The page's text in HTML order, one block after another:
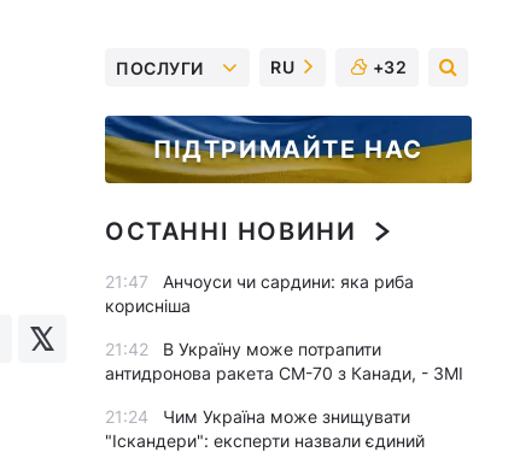
ПОСЛУГИ RU +32
ПІДТРИМАЙТЕ НАС
ОСТАННІ НОВИНИ
21:47
Анчоуси чи сардини: яка риба
корисніша
21:42
В Україну може потрапити
антидронова ракета CM-70 з Канади, - ЗМІ
21:24
Чим Україна може знищувати
"Іскандери": експерти назвали єдиний